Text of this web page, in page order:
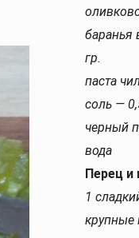
баранья
гр.
паста
соль —
черный
вода
Перец
1
крупные